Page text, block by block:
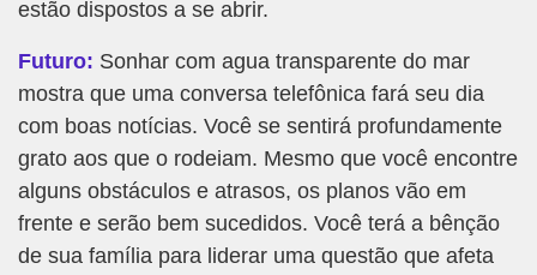
estão dispostos a se abrir.
Futuro: Sonhar com agua transparente do mar
mostra que uma conversa telefônica fará seu dia
com boas notícias. Você se sentirá profundamente
grato aos que o rodeiam. Mesmo que você encontre
alguns obstáculos e atrasos, os planos vão em
frente e serão bem sucedidos. Você terá a bênção
de sua família para liderar uma questão que afeta